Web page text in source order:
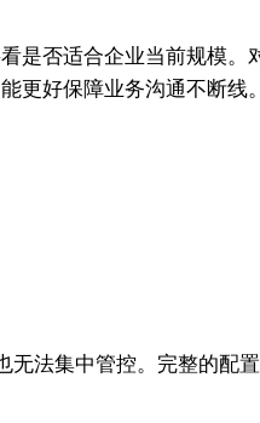
是否适合企业当前规模。
更好保障业务沟通不断线。
法集中管控。完整的配